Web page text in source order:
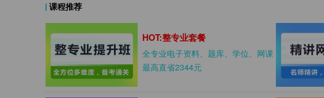
课程推荐
HOT:整专业套餐
全专业电子资料、题库、学位、网课
最高直省2344元